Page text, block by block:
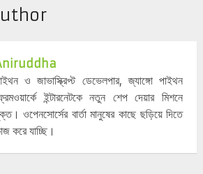
ও জাভাস্ক্রিপ্ট ডেভেলপার, জ্যাঙ্গো পাইথন
ইন্টারনেটকে নতুন শেপ দেয়ার মিশনে
ওপেনসোর্সের বার্তা মানুষের কাছে ছড়িয়ে দিতে
করে যাচ্ছি।